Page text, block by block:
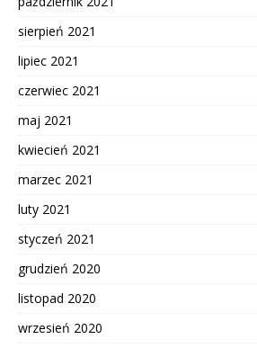
sierpień 2021
lipiec 2021
czerwiec 2021
maj 2021
kwiecień 2021
marzec 2021
luty 2021
styczeń 2021
grudzień 2020
listopad 2020
wrzesień 2020